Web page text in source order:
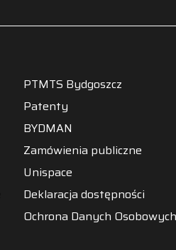
PTMTS Bydgoszcz
Patenty
BYDMAN
Zamówienia publiczne
Unispace
Deklaracja dostępności
Ochrona Danych Osobowych